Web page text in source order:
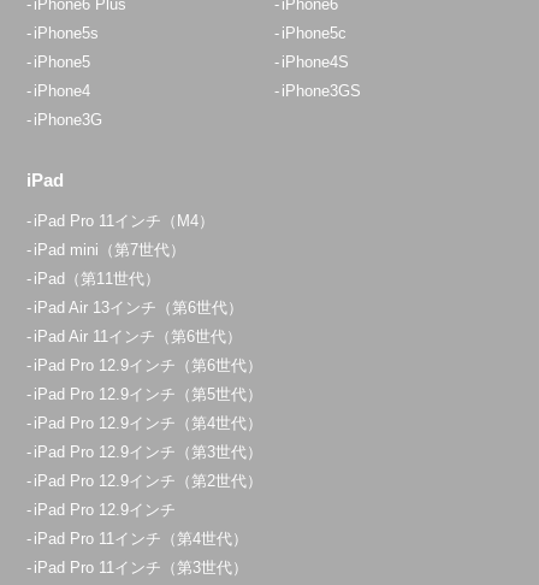
iPhone6 Plus
iPhone6
iPhone5s
iPhone5c
iPhone5
iPhone4S
iPhone4
iPhone3GS
iPhone3G
iPad
iPad Pro 11インチ（M4）
iPad mini（第7世代）
iPad（第11世代）
iPad Air 13インチ（第6世代）
iPad Air 11インチ（第6世代）
iPad Pro 12.9インチ（第6世代）
iPad Pro 12.9インチ（第5世代）
iPad Pro 12.9インチ（第4世代）
iPad Pro 12.9インチ（第3世代）
iPad Pro 12.9インチ（第2世代）
iPad Pro 12.9インチ
iPad Pro 11インチ（第4世代）
iPad Pro 11インチ（第3世代）